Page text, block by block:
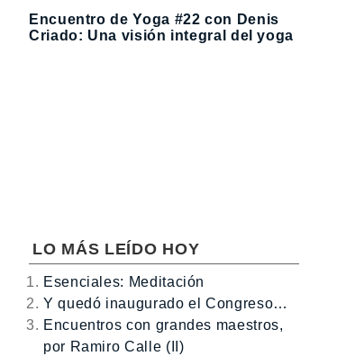
Encuentro de Yoga #22 con Denis
Criado: Una visión integral del yoga
LO MÁS LEÍDO HOY
Esenciales: Meditación
Y quedó inaugurado el Congreso…
Encuentros con grandes maestros,
por Ramiro Calle (II)